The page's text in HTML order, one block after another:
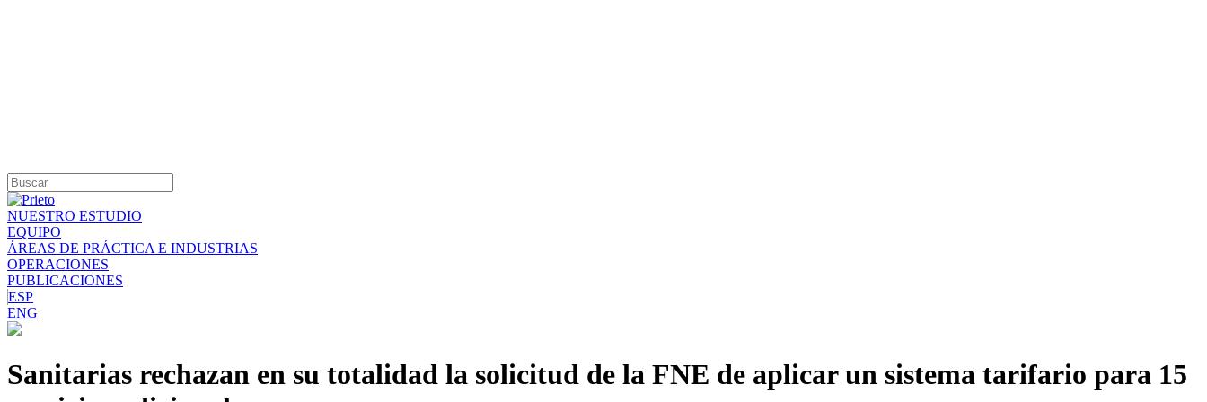
NUESTRO ESTUDIO
EQUIPO
ÁREAS DE PRÁCTICA E INDUSTRIAS
OPERACIONES
PUBLICACIONES
ESP
ENG
Sanitarias rechazan en su totalidad la solicitud de la FNE de aplicar un sistema tarifario para 15